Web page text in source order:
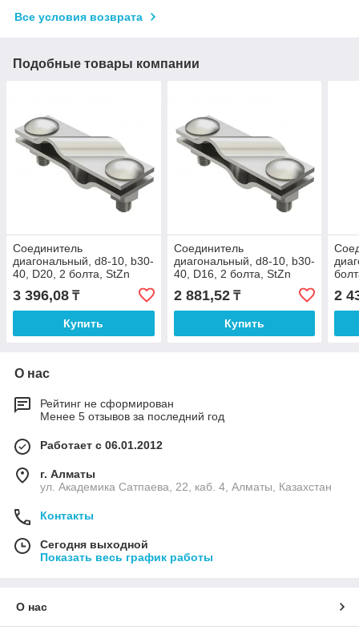
Все условия возврата
Подобные товары компании
Соединитель
диагональный, d8-10, b30-
40, D20, 2 болта, StZn
3 396,08 ₸
Купить
Соединитель
диагональный, d8-10, b30-
40, D16, 2 болта, StZn
2 881,52₸
Купить
2
О нас
Рейтинг не сформирован
Менее 5 отзывов за последний год
Работает с 06.01.2012
г. Алматы
ул. Академика Сатпаева, 22, каб. 4, Алматы, Казахстан
Контакты
Сегодня выходной
Показать весь график работы
О нас